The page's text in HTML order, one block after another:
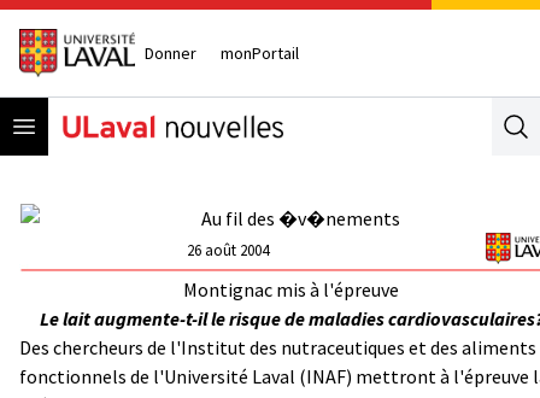
Donner monPortail
Open menu
26 août 2004
Montignac mis à l'épreuve
Le lait augmente-t-il le risque de maladies
Des chercheurs de l'Institut des nutraceutiques et des aliments
fonctionnels de l'Université Laval (INAF) mettront à l'épreuve